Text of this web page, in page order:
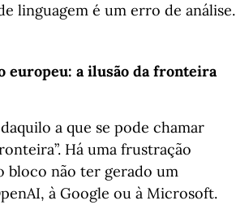
linguagem é um erro de análise.
europeu: a ilusão da fronteira
a que se pode chamar
Há uma frustração
bloco não ter gerado um
à Google ou à Microsoft.